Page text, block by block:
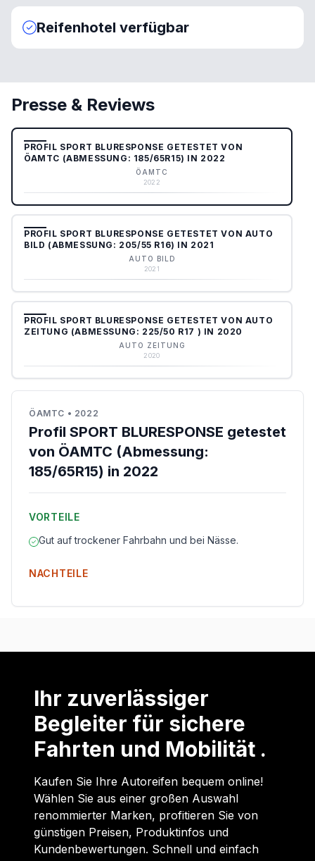
Reifenhotel verfügbar
Presse & Reviews
PROFIL SPORT BLURESPONSE GETESTET VON
ÖAMTC (ABMESSUNG: 185/65R15) IN 2022
ÖAMTC
2022
PROFIL SPORT BLURESPONSE GETESTET VON AUTO
BILD (ABMESSUNG: 205/55 R16) IN 2021
AUTO BILD
2021
PROFIL SPORT BLURESPONSE GETESTET VON AUTO
ZEITUNG (ABMESSUNG: 225/50 R17 ) IN 2020
AUTO ZEITUNG
2020
ÖAMTC • 2022
Profil SPORT BLURESPONSE getestet
von ÖAMTC (Abmessung:
185/65R15) in 2022
VORTEILE
Gut auf trockener Fahrbahn und bei Nässe.
NACHTEILE
Ihr zuverlässiger
Begleiter für sichere
Fahrten und Mobilität .
Kaufen Sie Ihre Autoreifen bequem online!
Wählen Sie aus einer großen Auswahl
renommierter Marken, profitieren Sie von
günstigen Preisen, Produktinfos und
Kundenbewertungen. Schnell und einfach